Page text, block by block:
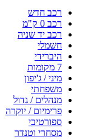
רכב חדש
רכב 0 ק"מ
רכב יד שניה
חשמלי
היברידי
7 מקומות
מיני / ג'יפון
משפחתי
מנהלים / גדול
פרימיום / יוקרה
ספורטיבי
מסחרי וטנדר